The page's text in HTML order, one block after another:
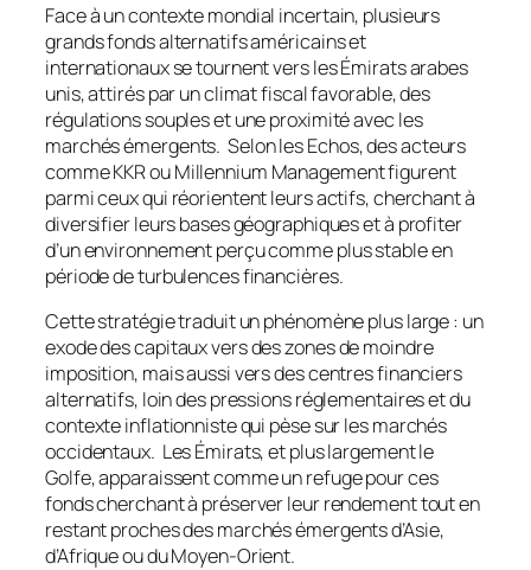
Face à un contexte mondial incertain, plusieurs
grands fonds alternatifs américains et
internationaux se tournent vers les Émirats arabes
unis, attirés par un climat fiscal favorable, des
régulations souples et une proximité avec les
marchés émergents. Selonles Echos, des acteurs
comme KKR ou Millennium Management figurent
parmi ceux qui réorientent leurs actifs, cherchant à
diversifier leurs bases géographiques et à profiter
d’un environnement perçu comme plus stable en
période de turbulences financières.
Cette stratégie traduit un phénomène plus large : un
exode des capitaux vers des zones de moindre
imposition, mais aussi vers des centres financiers
alternatifs, loin des pressions réglementaires et du
contexte inflationniste qui pèse sur les marchés
occidentaux. Les Émirats, et plus largement le
Golfe, apparaissent comme un refuge pour ces
fonds cherchant à préserver leur rendement tout en
restant proches des marchés émergents d’Asie,
d’Afrique ou du Moyen-Orient.